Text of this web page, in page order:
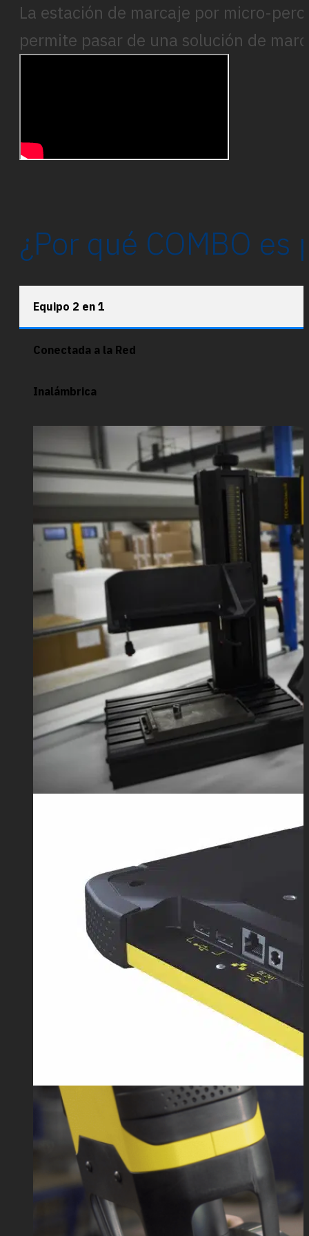
La estación de marcaje por micro-
permite pasar de una solución de
¿Por qué COMBO
Equipo 2 en 1
Conectada a la Red
Inalámbrica